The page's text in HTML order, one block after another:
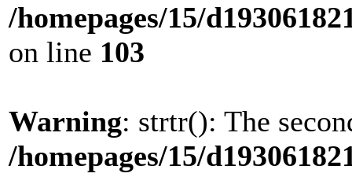
/homepages/15/
on line 103
Warning: strtr(): The
/homepages/15/